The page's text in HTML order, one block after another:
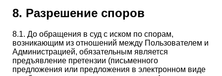
8. Разрешение споров
8.1. До обращения в суд с иском по спорам,
возникающим из отношений между Пользователем и
Администрацией, обязательным является
предъявление претензии (письменного
предложения или предложения в электронном виде